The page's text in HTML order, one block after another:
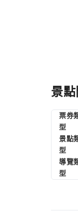
景
票券
型
景點
型
導覽
型